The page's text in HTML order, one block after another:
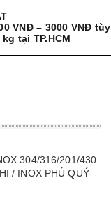
VNĐ – 3000 VNĐ
tại TP.HCM
304/316/201/430
/ INOX PHÚ QUÝ